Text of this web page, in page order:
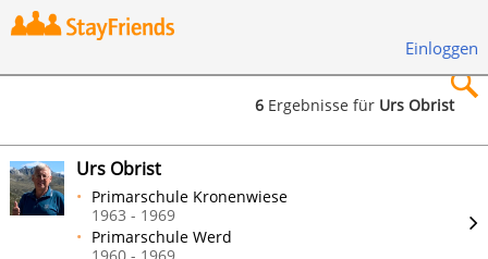
Einloggen
6 Ergebnisse für Urs Obrist
Urs Obrist
Primarschule Kronenwiese
1963 - 1969
Primarschule Werd
1960 - 1969